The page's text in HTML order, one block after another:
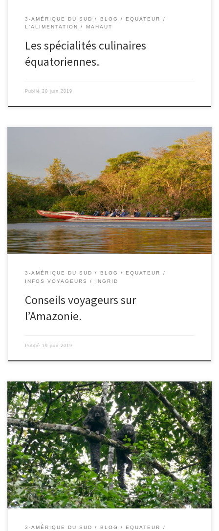
3-AMÉRIQUE DU SUD BLOG
EQUATEUR
L'ALIMENTATION
MAHAUT
Les spécialités culinaires
équatoriennes.
Publié 20 juin 2019
Le 18/06/2019 – Ingrid. Conseils aux voyageurs : Pour vous rendre
à Lago Agrio, deux solutions s’offrent à vous : Bus public depuis le
terminal de Quitumbes (qui se trouve à 45 min de bus du centre
ville) : 12$/personne. Il y a différentes compagnies, la meilleure
est celle nommée […]
3-AMÉRIQUE DU SUD BLOG
EQUATEUR
INFOS VOYAGEURS
INGRID
Conseils voyageurs sur
l’Amazonie.
Publié 19 juin 2019
Le 18/06/2019 – Mahaut. Le paresseux : Nous avons eu la chance
de voir quatre fois des paresseux. Le paresseux vit en haut des
arbres pour éviter le plus grand nombre de ses prédateurs, tel
que le jaguar.Pour la même raison, il ne descend qu’une fois par
semaine sur […]
3-AMÉRIQUE DU SUD BLOG
EQUATEUR